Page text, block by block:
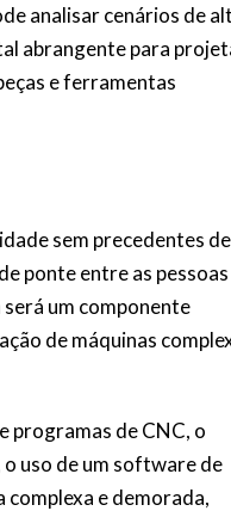
analisar cenários de
abrangente para
e ferramentas
sem precedentes de
ponte entre as pessoas
um componente
de máquinas
programas de CNC, o
uso de um software de
complexa e demorada,